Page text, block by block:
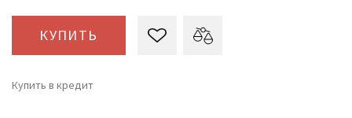
КУПИТЬ
Купить в кредит